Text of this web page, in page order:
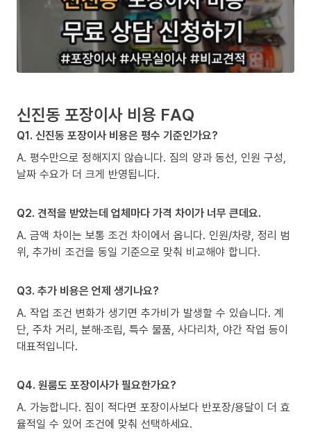
신진동 포장이사 비용 FAQ
Q1. 신진동 포장이사 비용은 평수 기준인가요?
A. 평수만으로 정해지지 않습니다. 짐의 양과 동선, 인원 구성,
날짜 수요가 더 크게 반영됩니다.
Q2. 견적을 받았는데 업체마다 가격 차이가 너무 큰데요.
A. 금액 차이는 보통 조건 차이에서 옵니다. 인원/차량, 정리 범
위, 추가비 조건을 동일 기준으로 맞춰 비교해야 합니다.
Q3. 추가 비용은 언제 생기나요?
A. 작업 조건 변화가 생기면 추가비가 발생할 수 있습니다. 계
단, 주차 거리, 분해·조립, 특수 물품, 사다리차, 야간 작업 등이
대표적입니다.
Q4. 원룸도 포장이사가 필요한가요?
A. 가능합니다. 짐이 적다면 포장이사보다 반포장/용달이 더 효
율적일 수 있어 조건에 맞춰 선택하세요.